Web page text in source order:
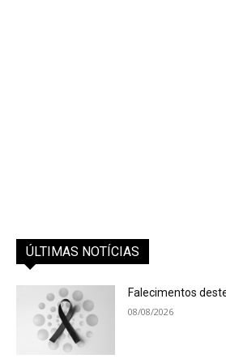
ÚLTIMAS NOTÍCIAS
Falecimentos
08/08/2026